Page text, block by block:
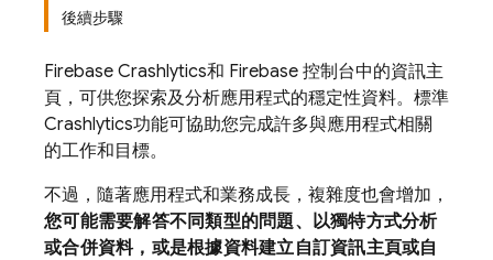
後續步驟
Firebase Crashlytics和 Firebase 控制台中的資訊主
頁，可供您探索及分析應用程式的穩定性資料。標準
Crashlytics功能可協助您完成許多與應用程式相關
的工作和目標。
不過，隨著應用程式和業務成長，複雜度也會增加，
您可能需要解答不同類型的問題、以獨特方式分析
或合併資料，或是根據資料建立自訂資訊主頁或自